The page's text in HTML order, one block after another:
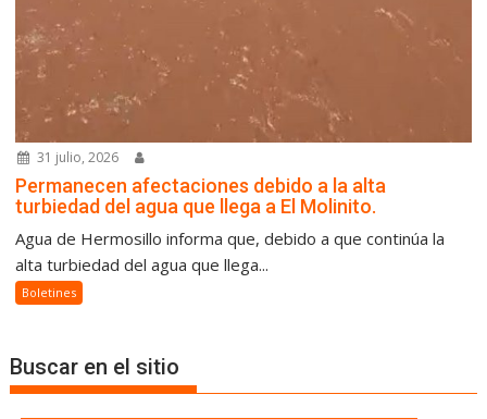
31 julio, 2026
Permanecen afectaciones debido a la alta
turbiedad del agua que llega a El Molinito.
Agua de Hermosillo informa que, debido a que continúa la
alta turbiedad del agua que llega...
Boletines
Buscar en el sitio